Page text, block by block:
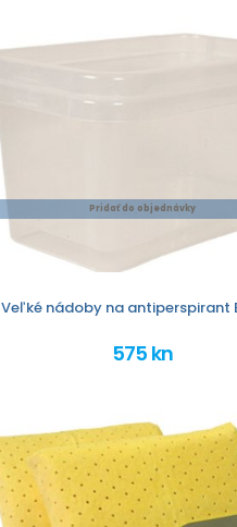
Pridať do objednávky
Veľké nádoby na antiperspirant
575 kn